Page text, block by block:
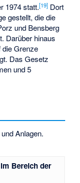
1974 statt.[19] Dort
gestellt, die die
und Bensberg
Darüber hinaus
die Grenze
Das Gesetz
und 5
Anlagen.
Bereich der